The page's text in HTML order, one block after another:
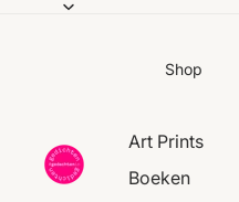
Shop
Art Prints
Boeken